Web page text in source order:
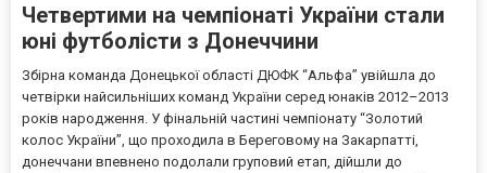
Четвертими на чемпіонаті України стали
юні футболісти з Донеччини
Збірна команда Донецької області ДЮФК “Альфа” увійшла до
четвірки найсильніших команд України серед юнаків 2012–2013
років народження. У фінальній частині чемпіонату “Золотий
колос України”, що проходила в Береговому на Закарпатті,
донеччани впевнено подолали груповий етап, дійшли до